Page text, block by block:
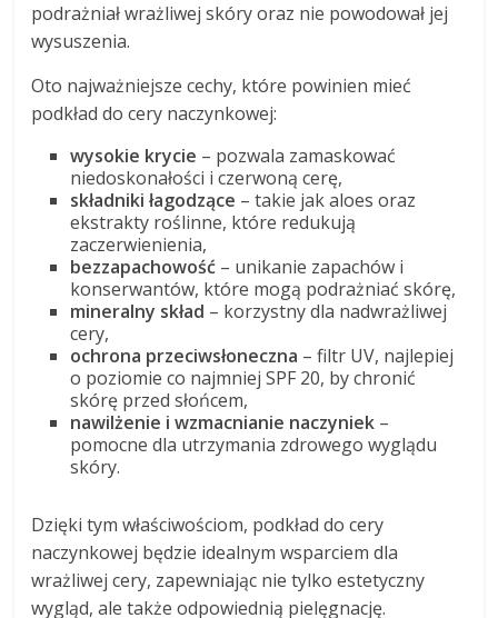
podrażniał wrażliwej skóry oraz nie powodował jej
wysuszenia.
Oto najważniejsze cechy, które powinien mieć
podkład do cery naczynkowej:
wysokie krycie – pozwala zamaskować
niedoskonałości i czerwoną cerę,
składniki łagodzące – takie jak aloes oraz
ekstrakty roślinne, które redukują
zaczerwienienia,
bezzapachowość – unikanie zapachów i
konserwantów, które mogą podrażniać skórę,
mineralny skład – korzystny dla nadwrażliwej
cery,
ochrona przeciwsłoneczna – filtr UV, najlepiej
o poziomie co najmniej SPF 20, by chronić
skórę przed słońcem,
nawilżenie i wzmacnianie naczyniek –
pomocne dla utrzymania zdrowego wyglądu
skóry.
Dzięki tym właściwościom, podkład do cery
naczynkowej będzie idealnym wsparciem dla
wrażliwej cery, zapewniając nie tylko estetyczny
wygląd, ale także odpowiednią pielęgnację.